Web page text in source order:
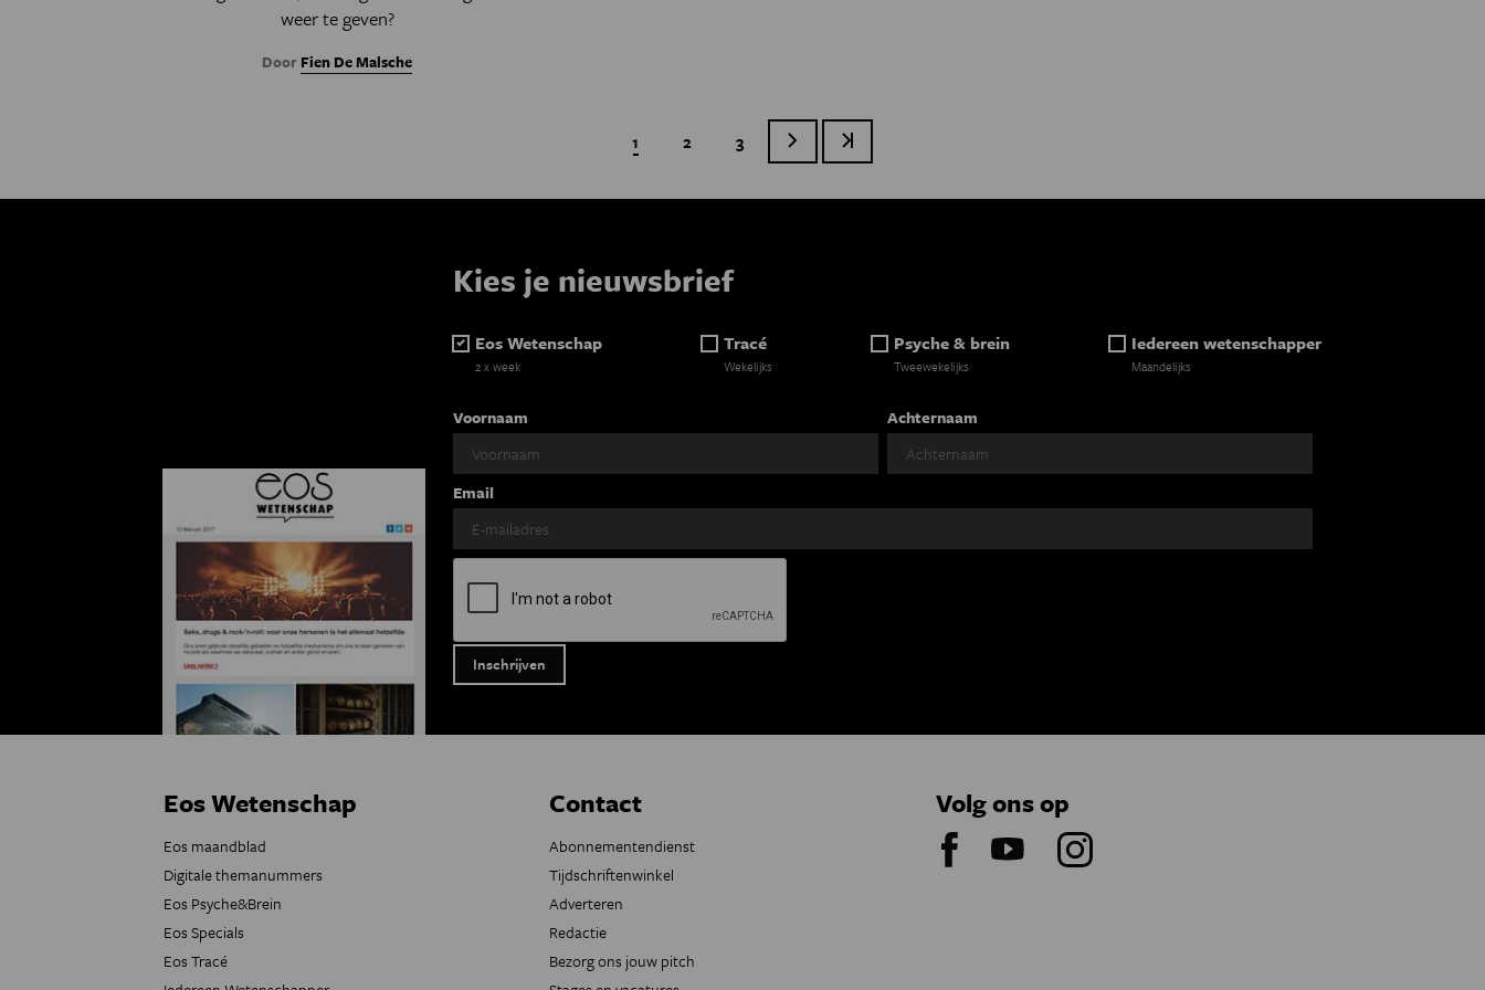
weer te geven?
Door Fien De Malsche
Huidige pagina
1 Page
2 Page
3 Volgende pagina
Laatste pagina
Kies je nieuwsbrief
Eos Wetenschap
2 x week
Tracé
Wekelijks
Psyche & brein
Tweewekelijks
Iedereen wetenschapper
Maandelijks
Voornaam Achternaam
Email
Eos Wetenschap
Eos maandblad
Digitale themanummers
Eos Psyche&Brein
Eos Specials
Eos Tracé
Contact
Abonnementendienst
Tijdschriftenwinkel
Adverteren
Redactie
Bezorg ons jouw pitch
Volg ons op